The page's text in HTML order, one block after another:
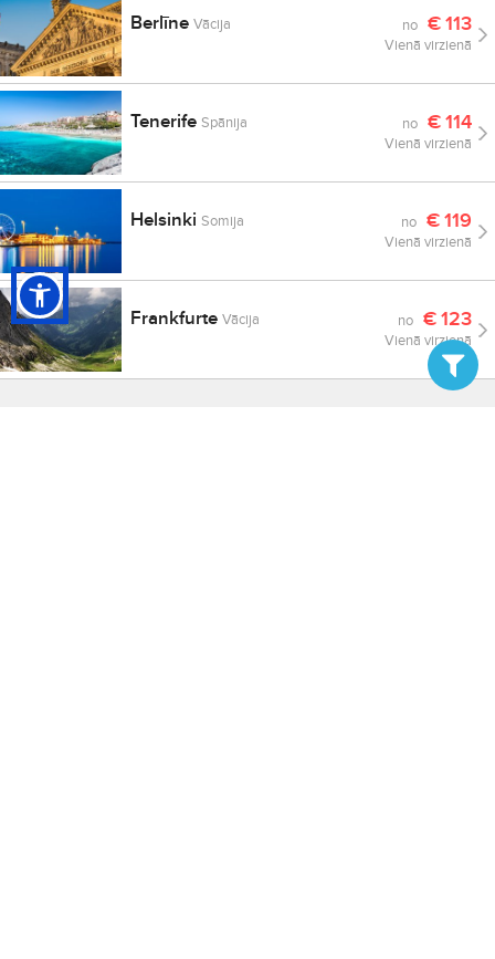
BerlīneVācija no €113
Vienā virzienā
TenerifeSpānija no €114
Vienā virzienā
HelsinkiSomija no €119
Vienā virzienā
FrankfurteVācija no €123
Vienā virzienā